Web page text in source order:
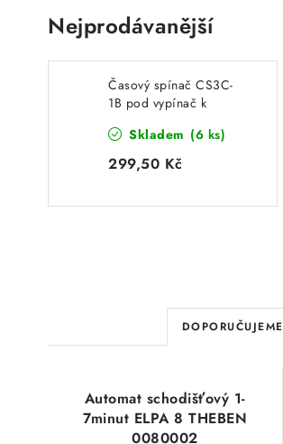
Nejprodávanější
Časový spínač CS3C-
1B pod vypínač k
vypnutí Elektrobock
0138
Skladem (6 ks)
299,50 Kč
Ř
a
z
e
DOPORUČUJEME
Automat schodišťový 1-
7minut ELPA 8 THEBEN
0080002